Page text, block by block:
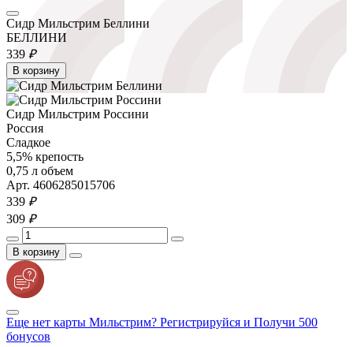
Сидр Мильстрим Беллини
БЕЛЛИНИ
339 ₽
В корзину
Сидр Мильстрим Россини
Россия
Сладкое
5,5% крепость
0,75 л объем
Арт. 4606285015706
339 ₽
309 ₽
В корзину
Еще нет карты Мильстрим? Регистрируйся и Получи 500
бонусов